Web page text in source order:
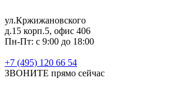
ул.Кржижановского
д.15 корп.5, офис 406
Пн-Пт: с 9:00 до 18:00
+7 (495) 120 66 54
ЗВОНИТЕ прямо сейчас